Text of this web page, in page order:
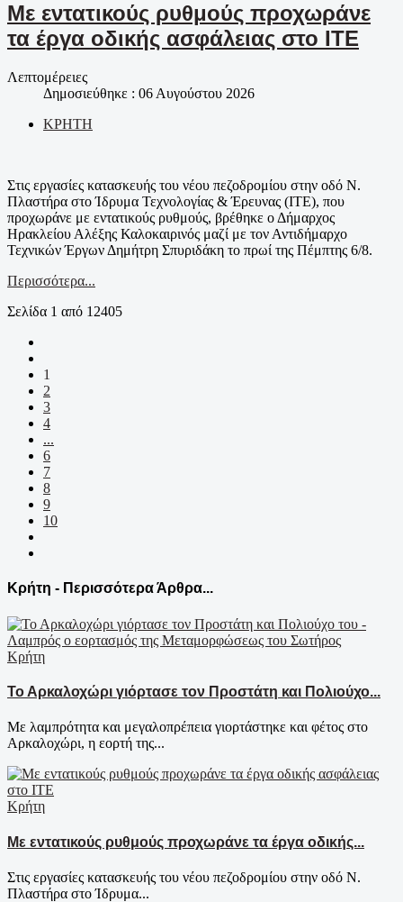
Με εντατικούς ρυθμούς προχωράνε
τα έργα οδικής ασφάλειας στο ΙΤΕ
Λεπτομέρειες
Δημοσιεύθηκε : 06 Αυγούστου 2026
ΚΡΗΤΗ
Στις εργασίες κατασκευής του νέου πεζοδρομίου στην οδό Ν.
Πλαστήρα στο Ίδρυμα Τεχνολογίας & Έρευνας (ΙΤΕ), που
προχωράνε με εντατικούς ρυθμούς, βρέθηκε ο Δήμαρχος
Ηρακλείου Αλέξης Καλοκαιρινός μαζί με τον Αντιδήμαρχο
Τεχνικών Έργων Δημήτρη Σπυριδάκη το πρωί της Πέμπτης 6/8.
Περισσότερα...
Σελίδα 1 από 12405
1
2
3
4
...
6
7
8
9
10
Κρήτη - Περισσότερα Άρθρα...
Κρήτη
Το Αρκαλοχώρι γιόρτασε τον Προστάτη και Πολιούχο...
Με λαμπρότητα και μεγαλοπρέπεια γιορτάστηκε και φέτος στο
Αρκαλοχώρι, η εορτή της...
Κρήτη
Με εντατικούς ρυθμούς προχωράνε τα έργα οδικής...
Στις εργασίες κατασκευής του νέου πεζοδρομίου στην οδό Ν.
Πλαστήρα στο Ίδρυμα...